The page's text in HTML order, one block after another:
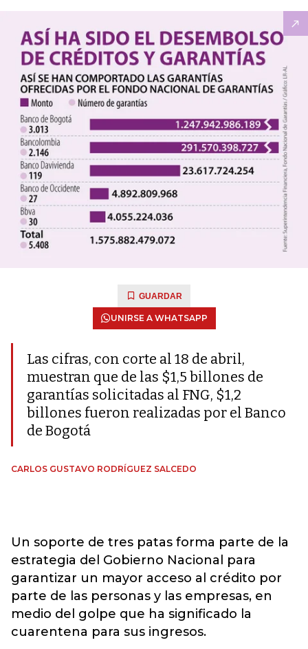
GUARDAR
UNIRSE A WHATSAPP
Las cifras, con corte al 18 de abril,
muestran que de las $1,5 billones de
garantías solicitadas al FNG, $1,2
billones fueron realizadas por el Banco
de Bogotá
CARLOS GUSTAVO RODRÍGUEZ SALCEDO
Un soporte de tres patas forma parte de la
estrategia del Gobierno Nacional para
garantizar un mayor acceso al crédito por
parte de las personas y las empresas, en
medio del golpe que ha significado la
cuarentena para sus ingresos.